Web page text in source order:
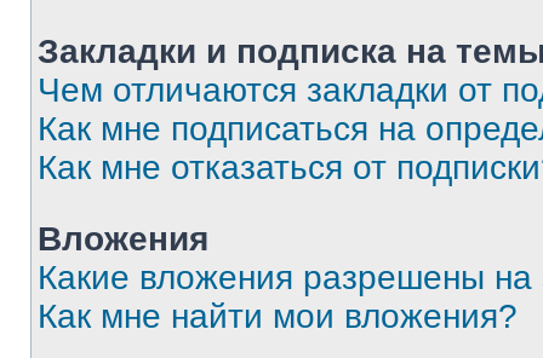
Закладки и подписка на
Чем отличаются закладки от
Как мне подписаться на
Как мне отказаться от
Вложения
Какие вложения разрешены
Как мне найти мои вложения?